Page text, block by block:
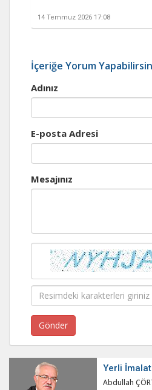
14 Temmuz 2026 17:08
İçeriğe Yorum
Adınız
E-posta Adresi
Mesajınız
Yerli
Abdullah